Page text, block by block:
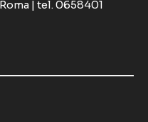
| tel. 0658401